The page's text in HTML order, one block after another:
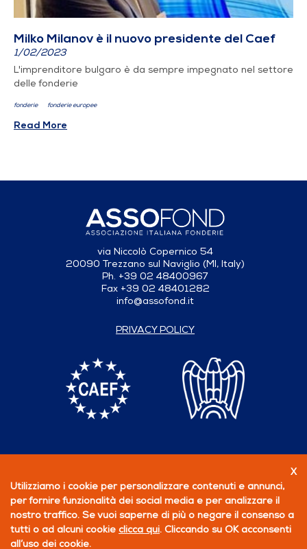
Milko Milanov è il nuovo presidente del Caef
1/02/2023
L'imprenditore bulgaro è da sempre impegnato nel settore
delle fonderie
fonderie fonderie europee
Read More
via Niccolò Copernico 54
20090 Trezzano sul Naviglio (MI, Italy)
Ph. +39 02 48400967
Fax +39 02 48401282
info@assofond.it
PRIVACY POLICY
BECOME A MEMBER
X
Utilizziamo i cookie per personalizzare contenuti e annunci,
per fornire funzionalità dei social media e per analizzare il
nostro traffico. Se vuoi saperne di più o negare il consenso a
tutti o ad alcuni cookie clicca qui. Cliccando su OK acconsenti
all’uso dei cookie.